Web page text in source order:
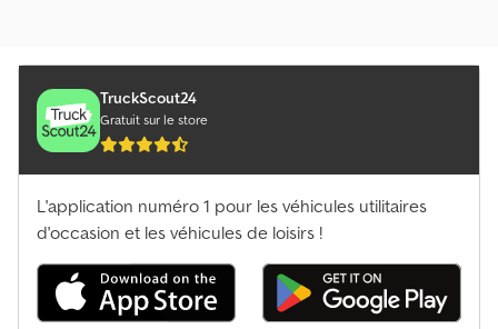
TruckScout24
Gratuit sur le store
L'application numéro 1 pour les véhicules utilitaires
d'occasion et les véhicules de loisirs !